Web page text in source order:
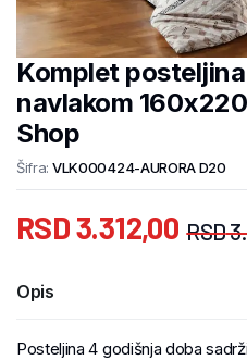
Komplet
navlakom
Shop
Šifra: VLK000424-AURORA D20
RSD
RSD3.312,00
Opis
Posteljina 4 godišnja doba